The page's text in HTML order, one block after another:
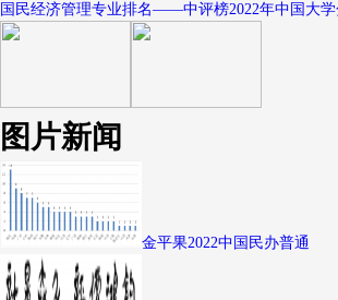
国民经济管理专业排名——中评榜2022年中国大
图片新闻
金平果2022中国民办普通